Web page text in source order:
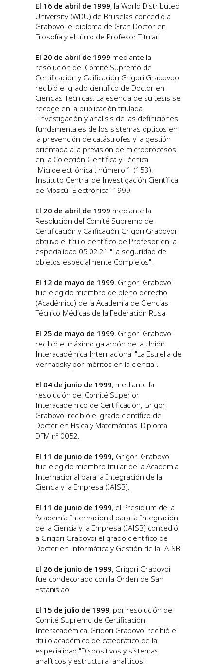
El 16 de abril de 1999, la World Distributed
University (WDU) de Bruselas concedió a
Grabovoi el diploma de Gran Doctor en
Filosofía y el título de Profesor Titular.
El 20 de abril de 1999 mediante la
resolución del Comité Supremo de
Certificación y Calificación Grigori Grabovoo
recibió el grado científico de Doctor en
Ciencias Técnicas. La esencia de su tesis se
recoge en la publicación titulada
"Investigación y análisis de las definiciones
fundamentales de los sistemas ópticos en
la prevención de catástrofes y la gestión
orientada a la previsión de microprocesos"
en la Colección Científica y Técnica
"Microelectrónica", número 1 (153),
Instituto Central de Investigación Científica
de Moscú "Electrónica" 1999.
El 20 de abril de 1999 mediante la
Resolución del Comité Supremo de
Certificación y Calificación Grigori Grabovoi
obtuvo el título científico de Profesor en la
especialidad 05.02.21 "La seguridad de
objetos especialmente Complejos".
El 12 de mayo de 1999, Grigori Grabovoi
fue elegido miembro de pleno derecho
(Académico) de la Academia de Ciencias
Técnico-Médicas de la Federación Rusa.
El 25 de mayo de 1999, Grigori Grabovoi
recibió el máximo galardón de la Unión
Interacadémica Internacional "La Estrella de
Vernadsky por méritos en la ciencia".
El 04 de junio de 1999, mediante la
resolución del Comité Superior
Interacadémico de Certificación, Grigori
Grabovoi recibió el grado científico de
Doctor en Física y Matemáticas. Diploma
DFM nº 0052.
El 11 de junio de 1999, Grigori Grabovoi
fue elegido miembro titular de la Academia
Internacional para la Integración de la
Ciencia y la Empresa (IAISB).
El 11 de junio de 1999, el Presidium de la
Academia Internacional para la Integración
de la Ciencia y la Empresa (IAISB) concedió
a Grigori Grabovoi el grado científico de
Doctor en Informática y Gestión de la IAISB.
El 26 de junio de 1999, Grigori Grabovoi
fue condecorado con la Orden de San
Estanislao.
El 15 de julio de 1999, por resolución del
Comité Supremo de Certificación
Interacadémica, Grigori Grabovoi recibió el
título académico de catedrático de la
especialidad "Dispositivos y sistemas
analíticos y estructural-analíticos".